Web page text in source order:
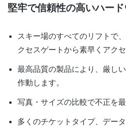
堅牢で信頼性の高いハー
スキー場のすべてのリフトで
クセスゲートから素早くアクセ
最高品質の製品により、厳し
作動します。
写真・サイズの比較で不正を
多くのチケットタイプ、デー